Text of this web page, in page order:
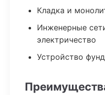
Кладка и
Инженерные
электричество
Устройство